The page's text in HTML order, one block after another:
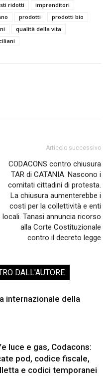
ridotti
imprenditori
prodotti
prodotti bio
qualità della vita
Articolo successivo
CODACONS contro chiusura
TAR di CATANIA. Nascono i
comitati cittadini di protesta.
La chiusura aumenterebbe i
costi per la collettività e enti
locali. Tanasi annuncia ricorso
alla Corte Costituzionale
contro il decreto legge
DALL'AUTORE
internazionale della
luce e gas, Codacons:
pod, codice fiscale,
e codici temporanei